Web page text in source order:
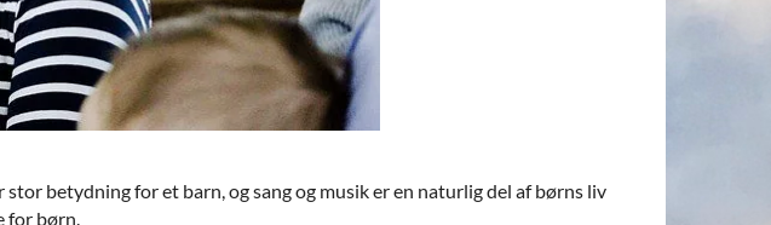
betydning for et barn, og sang og musik er en naturlig del af børns liv
for børn.